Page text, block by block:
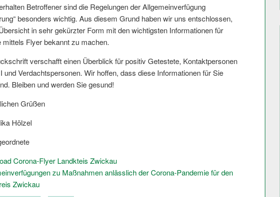
Betroffener sind die Regelungen der Allgemeinverfügung
besonders wichtig. Aus diesem Grund haben wir uns entschlossen,
in sehr gekürzter Form mit den wichtigsten Informationen für
mittels Flyer bekannt zu machen.
verschafft einen Überblick für positiv Getestete, Kontaktpersonen
und Verdachtspersonen. Wir hoffen, dass diese Informationen für Sie
Bleiben und werden Sie gesund!
Grüßen
Hölzel
Corona-Flyer Landkteis Zwickau
zu Maßnahmen anlässlich der Corona-Pandemie für den
Zwickau